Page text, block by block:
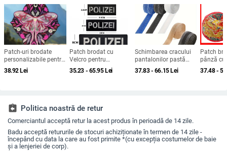
Patch-uri brodate
personalizabile pentru
haine — Material: fir de
broderie; Forme:
animate, sport, poliție
38.92Lei
Patch brodat cu
Velcro pentru
îmbrăcăminte, cu
POLIZEI, material Twill,
35.23 - 65.95Lei
Schimbarea cracului
pantalonilor pastă
pentru marginea
pantalonilor auto-lipire
pantalonilor scurti
fără cusături artefact
îmbrăcăminte mânecă
schimbarea pantalo
37.83 - 66.15Lei
Patch
pânză
circular
37.48 -
assignment_return Politica noastră de retur
Comerciantul acceptă retur la acest produs în perioadă de 14 zile.
Badu acceptă retururile de stocuri achiziționate în termen de 14 zile -
începând cu data la care au fost primite *(cu excepția costumelor de baie
și a lenjeriei de corp).